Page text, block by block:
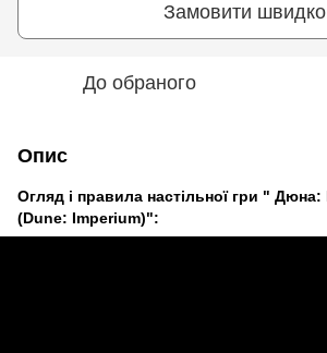
Замовити швидко
До обраного
Опис
Огляд і правила настільної гри " Дюна:
(Dune: Imperium)":